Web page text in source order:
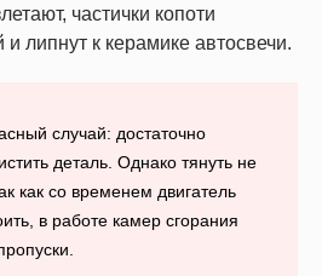
частички копоти
липнут к керамике автосвечи.
случай: достаточно
деталь. Однако тянуть не
как со временем двигатель
в работе камер сгорания